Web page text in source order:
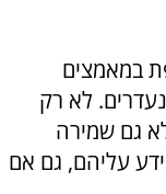
במאמצים
לא רק
גם שמירה
עליהם, גם אם